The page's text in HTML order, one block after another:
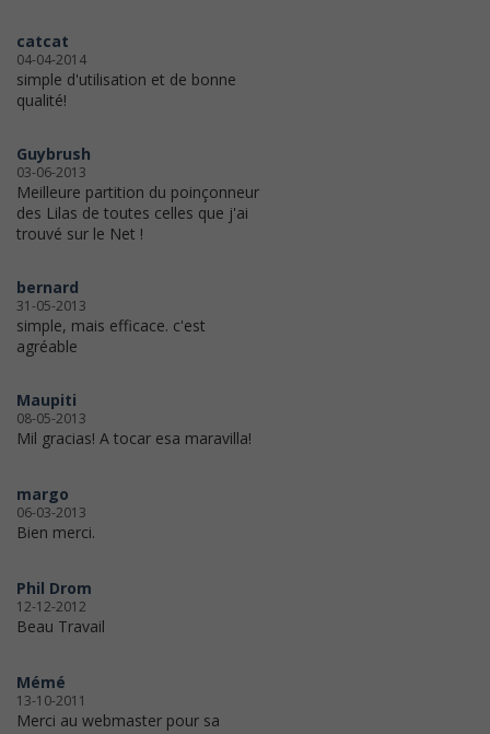
catcat
04-04-2014
simple d'utilisation et de bonne
qualité!
Guybrush
03-06-2013
Meilleure partition du poinçonneur
des Lilas de toutes celles que j'ai
trouvé sur le Net !
bernard
31-05-2013
simple, mais efficace. c'est
agréable
Maupiti
08-05-2013
Mil gracias! A tocar esa maravilla!
margo
06-03-2013
Bien merci.
Phil Drom
12-12-2012
Beau Travail
Mémé
13-10-2011
Merci au webmaster pour sa